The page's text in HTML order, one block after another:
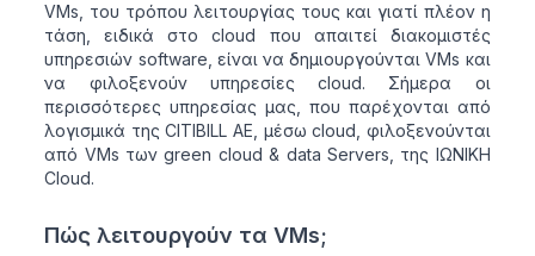
VMs, του τρόπου λειτουργίας τους και γιατί πλέον η
τάση, ειδικά στο cloud που απαιτεί διακομιστές
υπηρεσιών software, είναι να δημιουργούνται VMs και
να φιλοξενούν υπηρεσίες cloud. Σήμερα οι
περισσότερες υπηρεσίας μας, που παρέχονται από
λογισμικά της CITIBILL AE, μέσω cloud, φιλοξενούνται
από VMs των green cloud & data Servers, της ΙΩΝΙΚΗ
Cloud.
Πώς λειτουργούν τα VMs;